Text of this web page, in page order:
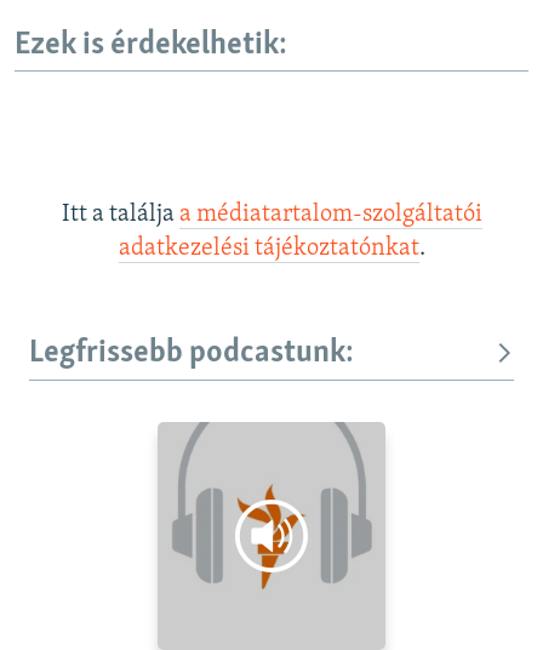
Ezek is érdekelhetik:
Itt a találja a médiatartalom-szolgáltatói
adatkezelési tájékoztatónkat.
Legfrissebb podcastunk: